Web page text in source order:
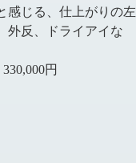
感じる、仕上がりの左
外反、ドライアイな
円